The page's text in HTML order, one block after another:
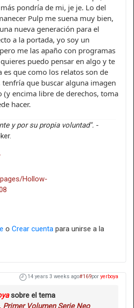
pondría de mi, je je. Lo del
Pulp me suena muy bien,
nueva generación para el
a la portada, yo soy un
me las apaño con programas
puedo pensar en algo y te
que como los relatos son de
que buscar alguna imagen
(y encima libre de derechos, toma
hacer.
y por su propia voluntad". -
Hollow-
o Crear cuenta para unirse a la
14 years 3 weeks ago#169por yerboya
sobre el tema
Primer Volumen Serie Neo